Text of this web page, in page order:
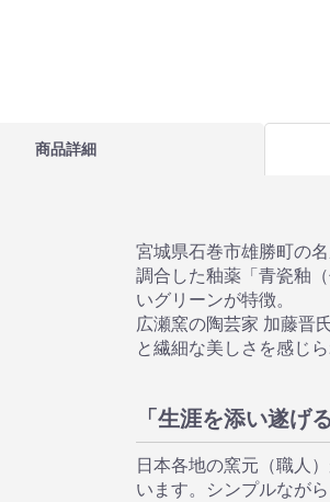
商品詳細
宮城県石巻市雄勝町の
調合した釉薬「青瓷釉
いグリーンが特徴。
広瀬窯の陶芸家 加藤晋
と繊細な美しさを感じ
「生涯を添い遂げ
日本各地の窯元（職人
います。シンプルなが